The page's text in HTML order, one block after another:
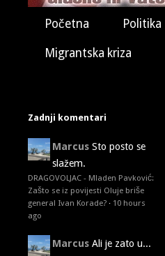
Početna Politika
Migrantska kriza
Zadnji komentari
Marcus Sto posto se
slažem.
DRAGOVOLJAC - Mladen Pavković:
Zašto se iz povijesti Oluje briše
general Ivan Korade? · 10 hours
ago
Marcus Ali je zato u...